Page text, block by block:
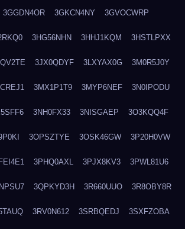
3GGDN4OR 3GKCN4NY 3GVOCWRP
3HG56NHN 3HHJ1KQM 3HSTLPXX
3JX0QDYF 3LXYAX0G 3M0R5J0Y
3MX1P1T9 3MYP6NEF 3N0IPODU
3NH0FX33 3NISGAEP 3O3KQQ4F
3OPSZTYE 3OSK46GW 3P20H0VW
3PHQ0AXL 3PJX8KV3 3PWL81U6
3QPKYD3H 3R660UUO 3R8OBY8R
3RV0N612 3SRBQEDJ 3SXFZOBA